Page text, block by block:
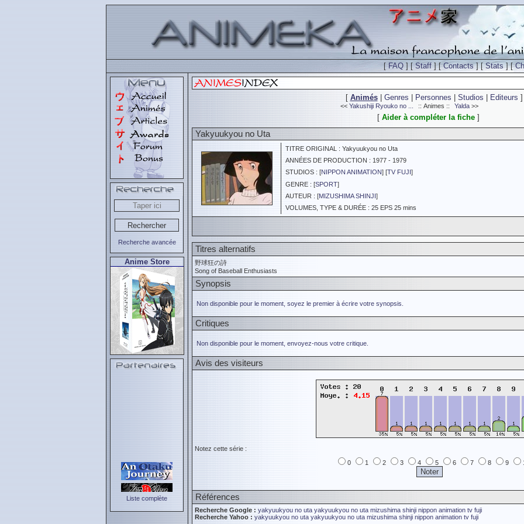
[FAQ ] [Staff ] [Contacts] [Stats] [
Recherche avancée
Anime Store
Liste complète
[ Animés| Genres Personnes Studios Editeurs ]
<< Yakushiji Ryouko no ... :: Animes :: Yalda >>
[ Aider à compléter la fiche]
Yakyuukyou no Uta
TITRE ORIGINAL : Yakyuukyou no Uta
ANNÉES DE PRODUCTION : 1977 - 1979
STUDIOS : [NIPPON ANIMATION] [TV FUJI]
GENRE : [SPORT]
AUTEUR : [MIZUSHIMA SHINJI]
VOLUMES, TYPE & DURÉE : 25 EPS 25 mins
Titres alternatifs
野球狂の詩
Song of Baseball Enthusiasts
Synopsis
Non disponible pour le moment, soyez le premier à écrire votre synopsis.
Critiques
Non disponible pour le moment, envoyez-nous votre critique.
Avis des visiteurs
Notez cette série :
0
1 2 3 4 5 6 7 8 9
Références
Recherche Google : yakyuukyou no uta yakyuukyou no uta mizushima shinji nippon animation tv fuji
Recherche Yahoo : yakyuukyou no uta yakyuukyou no uta mizushima shinji nippon animation tv fuji